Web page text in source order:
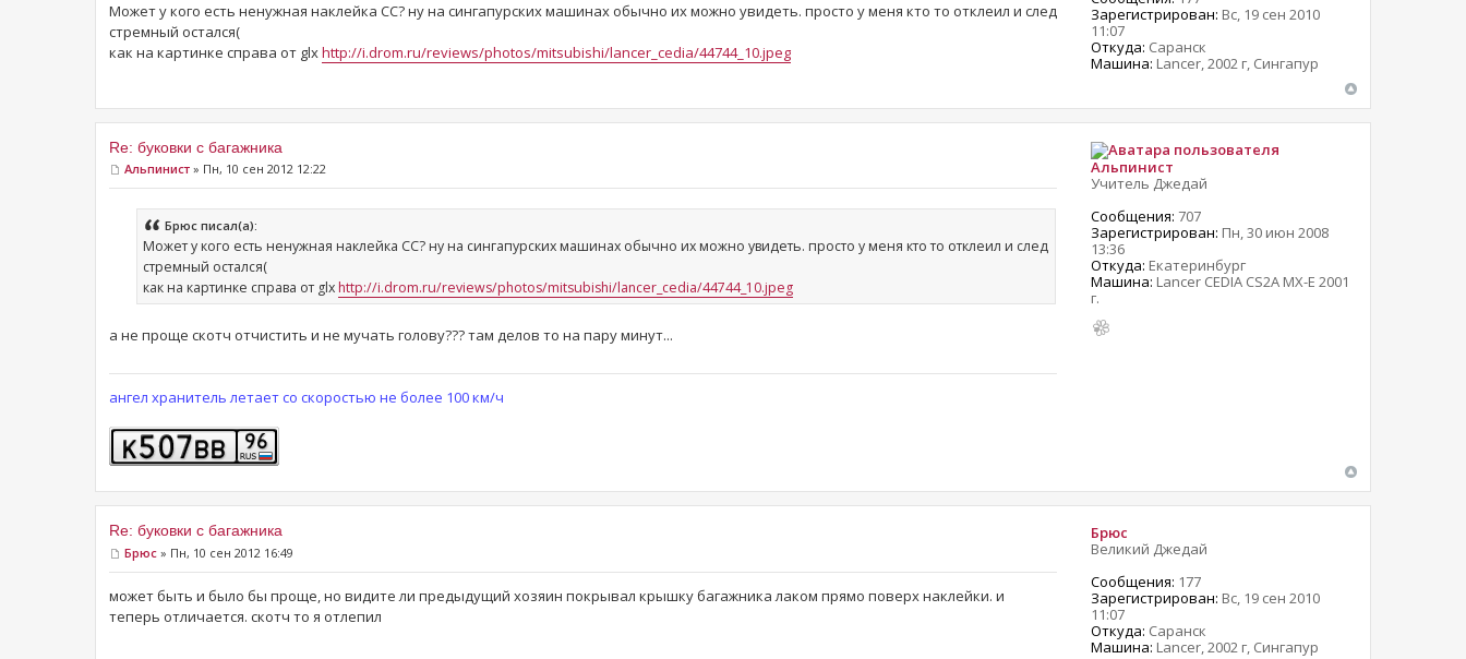
Может у кого есть ненужная наклейка СС? ну на сингапурских машинах обычно их можно увидеть. просто у меня кто то отклеил и след
стремный остался(
как на картинке справа от glxhttp://i.drom.ru/reviews/photos/mitsubishi/lancer_cedia/44744_10.jpeg
Зарегистрирован: Вс, 19 сен 2010
11:07
Откуда: Саранск
Машина: Lancer, 2002 г, Сингапур
Re: буковки с багажника
Альпинист » Пн, 10 сен 2012 12:22
Брюс писал(а):
Может у кого есть ненужная наклейка СС? ну на сингапурских машинах обычно их можно увидеть. просто у меня кто то отклеил и след
стремный остался(
как на картинке справа от glxhttp://i.drom.ru/reviews/photos/mitsubishi/lancer_cedia/44744_10.jpeg
а не проще скотч отчистить и не мучать голову??? там делов то на пару минут...
ангел хранитель летает со скоростью не более 100 км/ч
Альпинист
Учитель Джедай
Сообщения: 707
Зарегистрирован: Пн, 30 июн 2008
13:36
Откуда: Екатеринбург
Машина: Lancer CEDIA CS2A MX-Е 2001
г.
Re: буковки с багажника
Брюс » Пн, 10 сен 2012 16:49
может быть и было бы проще, но видите ли предыдущий хозяин покрывал крышку багажника лаком прямо поверх наклейки. и
теперь отличается. скотч то я отлепил
Брюс
Великий Джедай
Сообщения: 177
Зарегистрирован: Вс, 19 сен 2010
11:07
Откуда: Саранск
Машина: Lancer, 2002 г, Сингапур